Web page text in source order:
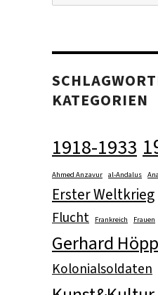
KATEGORIEN
1918-1933
Ahmed Anzavur al-Andalus
Erster Weltkrieg
Flucht Frankreich Frauen
Gerhard Höpp
Kolonialsoldaten